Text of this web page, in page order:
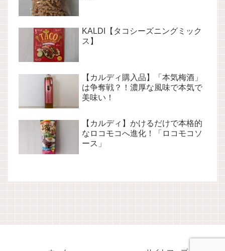
KALDI【タコシーズニングミック
ス】
【カルディ購入品】「本気梅酒」
は争奪戦？！濃厚な風味で本気で
美味い！
【カルディ】かけるだけで本格的
なロコモコへ進化！「ロコモコソ
ース」